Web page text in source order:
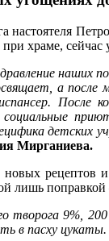
храме,
наших
а
социальные
детских
Мирганиева.
рецептов
лишь
творога 9%,
в пасху